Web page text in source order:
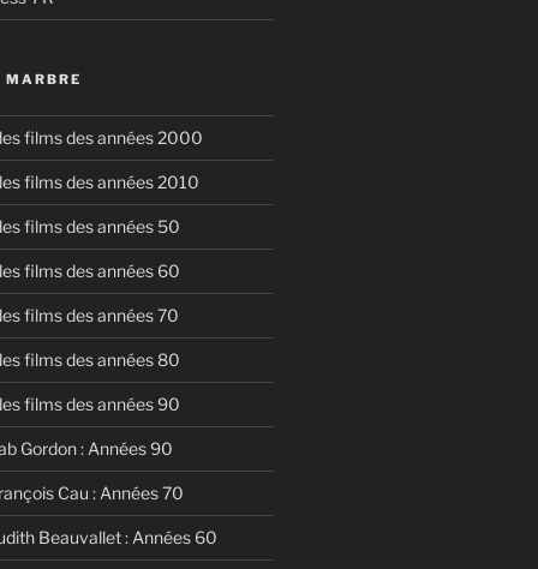
films des années 2000
films des années 2010
films des années 50
films des années 60
films des années 70
films des années 80
films des années 90
Gordon : Années 90
Cau : Années 70
Beauvallet : Années 60